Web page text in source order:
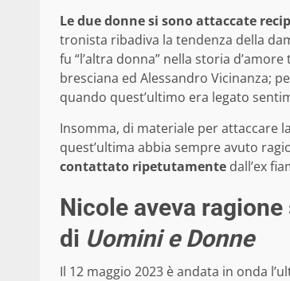
Le due donne si sono attaccate
tronista ribadiva la tendenza della
fu “l’altra donna” nella storia
bresciana ed Alessandro Vicinanza;
quando quest’ultimo era legato
Insomma, di materiale per attaccare
quest’ultima abbia sempre avuto
contattato ripetutamente dall’ex
Nicole aveva
di Uomini e Donne
Il 12 maggio 2023 è andata in onda